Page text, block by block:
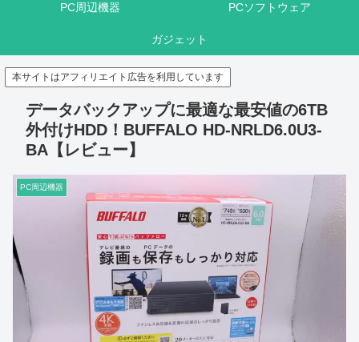
PC周辺機器 PCソフトウェア
ガジェット
本サイトはアフィリエイト広告を利用しています
データバックアップに最適な最安値の6TB
外付けHDD！BUFFALO HD-NRLD6.0U3-
BA【レビュー】
PC周辺機器